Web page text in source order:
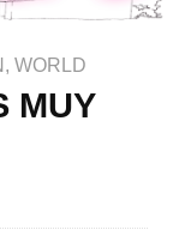
, WORLD
MUY